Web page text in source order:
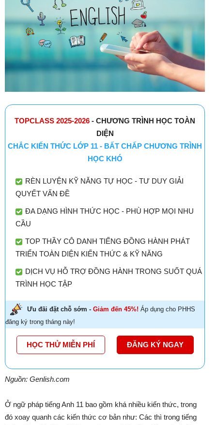
TOPCLASS 2025-2026 - CHƯƠNG TRÌNH HỌC TOÀN
DIỆN
CHẮC KIẾN THỨC LỚP 11 - BẤT CHẤP CHƯƠNG TRÌNH
HỌC KHÓ
RÈN LUYỆN KỸ NĂNG TỰ HỌC - TƯ DUY GIẢI
QUYẾT VẤN ĐỀ
ĐA DẠNG HÌNH THỨC HỌC - PHÙ HỢP MỌI NHU
CẦU
TOP THẦY CÔ DANH TIẾNG ĐỒNG HÀNH PHÁT
TRIỂN TOÀN DIỆN KIẾN THỨC & KỸ NĂNG
DỊCH VỤ HỖ TRỢ ĐỒNG HÀNH TRONG SUỐT QUÁ
TRÌNH HỌC TẬP
Ưu đãi đặt chỗ sớm - Giảm đến 45%! Áp dụng cho PHHS
đăng ký trong tháng này!
HỌC THỬ MIỄN PHÍ ĐĂNG KÝ NGAY
Nguồn: Genlish.com
Ở ngữ pháp tiếng Anh 11 bao gồm khá nhiều kiến thức, trong
đó xoay quanh các kiến thức cơ bản như: Các thì trong tiếng